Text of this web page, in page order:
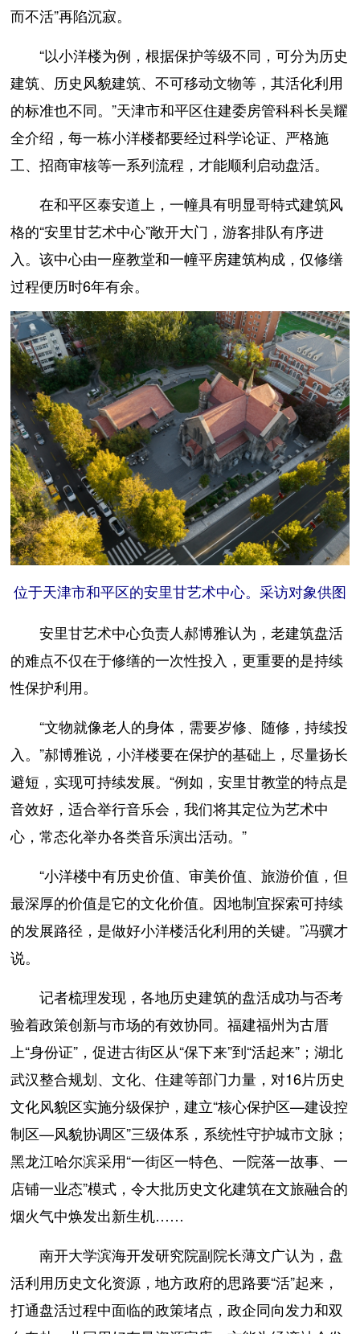
而不活”再陷沉寂。
“以小洋楼为例，根据保护等级不同，可分为历史
建筑、历史风貌建筑、不可移动文物等，其活化利用
的标准也不同。”天津市和平区住建委房管科科长吴耀
全介绍，每一栋小洋楼都要经过科学论证、严格施
工、招商审核等一系列流程，才能顺利启动盘活。
在和平区泰安道上，一幢具有明显哥特式建筑风
格的“安里甘艺术中心”敞开大门，游客排队有序进
入。该中心由一座教堂和一幢平房建筑构成，仅修缮
过程便历时6年有余。
位于天津市和平区的安里甘艺术中心。采访对象供图
安里甘艺术中心负责人郝博雅认为，老建筑盘活
的难点不仅在于修缮的一次性投入，更重要的是持续
性保护利用。
“文物就像老人的身体，需要岁修、随修，持续投
入。”郝博雅说，小洋楼要在保护的基础上，尽量扬长
避短，实现可持续发展。“例如，安里甘教堂的特点是
音效好，适合举行音乐会，我们将其定位为艺术中
心，常态化举办各类音乐演出活动。”
“小洋楼中有历史价值、审美价值、旅游价值，但
最深厚的价值是它的文化价值。因地制宜探索可持续
的发展路径，是做好小洋楼活化利用的关键。”冯骥才
说。
记者梳理发现，各地历史建筑的盘活成功与否考
验着政策创新与市场的有效协同。福建福州为古厝
上“身份证”，促进古街区从“保下来”到“活起来”；湖北
武汉整合规划、文化、住建等部门力量，对16片历史
文化风貌区实施分级保护，建立“核心保护区—建设控
制区—风貌协调区”三级体系，系统性守护城市文脉；
黑龙江哈尔滨采用“一街区一特色、一院落一故事、一
店铺一业态”模式，令大批历史文化建筑在文旅融合的
烟火气中焕发出新生机……
南开大学滨海开发研究院副院长薄文广认为，盘
活利用历史文化资源，地方政府的思路要“活”起来，
打通盘活过程中面临的政策堵点，政企同向发力和双